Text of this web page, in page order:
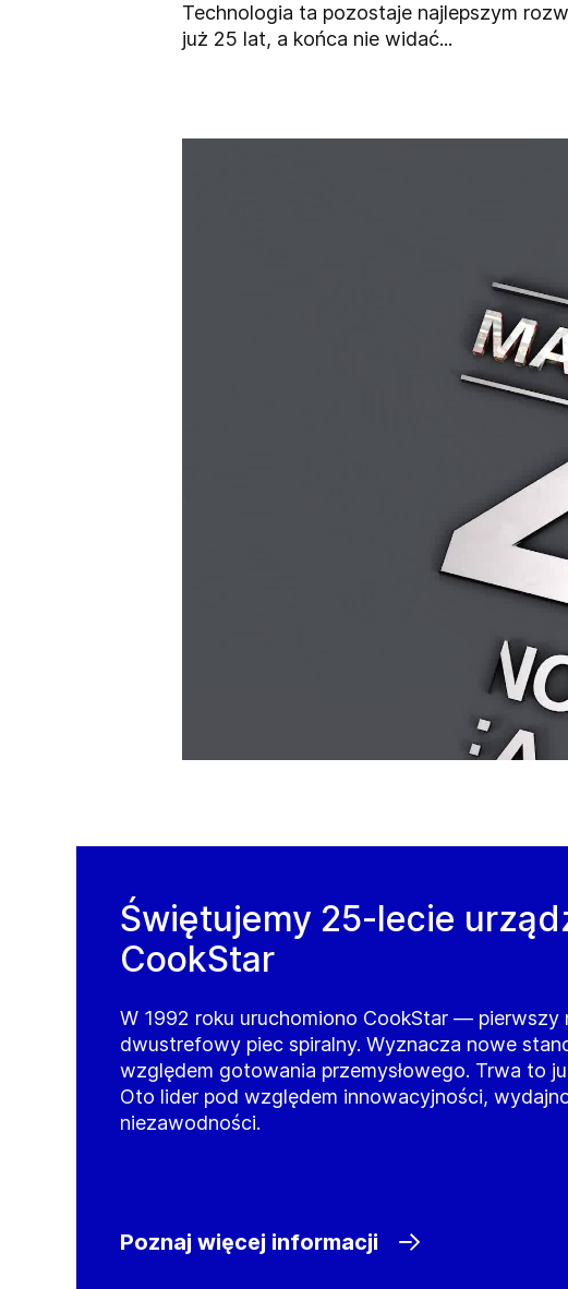
Technologia ta pozostaje najlepszym
już 25 lat, a końca nie widać...
Świętujemy 25-lecie
CookStar
W 1992 roku uruchomiono CookStar — pierwszy
dwustrefowy piec spiralny. Wyznacza nowe
względem gotowania przemysłowego. Trwa to
Oto lider pod względem innowacyjności,
niezawodności.
Poznaj więcej informacji